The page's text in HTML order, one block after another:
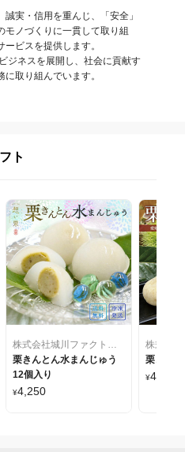
実・信用を重んじ、「安全」
モノづくりに一貫して取り組
ビスを提供します。
取り組んでいます。
ト
株式会社城川ファクトリー
栗きんとん水まんじゅう
12個入り
¥4,250
栗きん
¥4,390